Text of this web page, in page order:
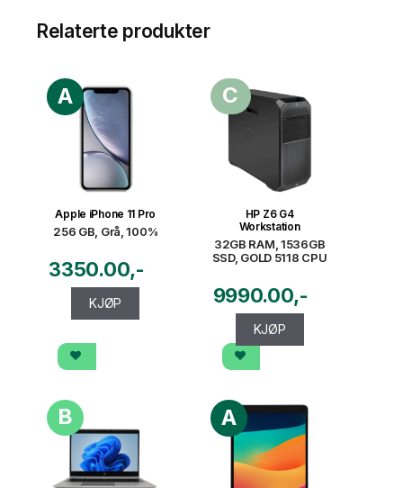
Relaterte produkter
A
Apple iPhone 11 Pro
256 GB, Grå, 100%
3350.00
KJØP
C
HP Z6 G4
Workstation
32GB RAM, 1536GB
SSD, GOLD 5118 CPU
9990.00
KJØP
B A